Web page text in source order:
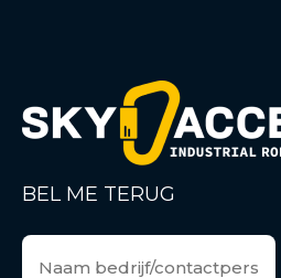
BEL ME TERUG